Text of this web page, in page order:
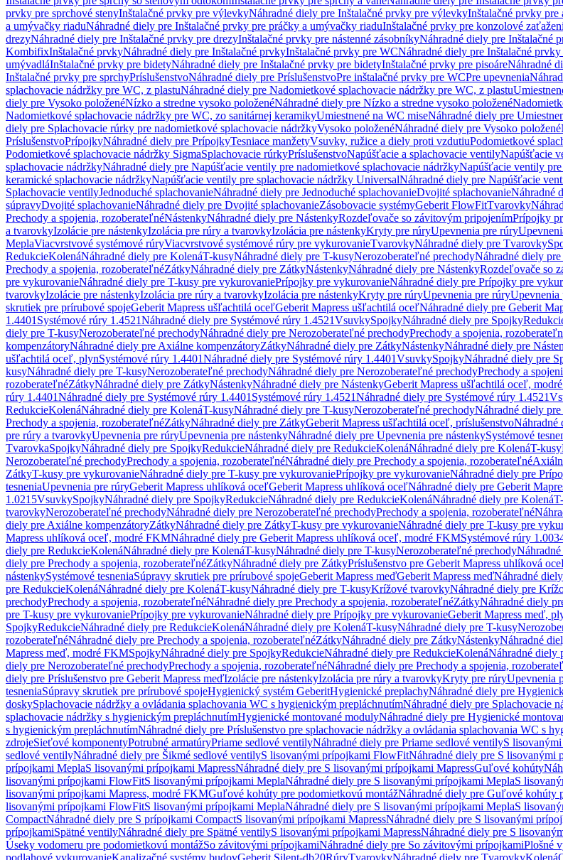
prvky pre sprchové stenyInštalačné prvky pre výlevkyNáhradné diely pre Inštalačné prvky pre výlevkyInštalačné prvky pre
a umývačky riaduNáhradné diely pre Inštalačné prvky pre práčky a umývačky riaduInštalačné prvky pre konzolové
drezyNáhradné diely pre Inštalačné prvky pre drezyInštalačné prvky pre nástenné zásobníkyNáhradné diely pre Inštalačné
KombifixInštalačné prvkyNáhradné diely pre Inštalačné prvkyInštalačné prvky pre WCNáhradné diely pre Inštalačné
umývadláInštalačné prvky pre bidetyNáhradné diely pre Inštalačné prvky pre bidetyInštalačné prvky pre pisoáreNáhradné
Inštalačné prvky pre sprchyPríslušenstvoNáhradné diely pre PríslušenstvoPre inštalačné prvky pre WCPre upevnenia
splachovacie nádržky pre WC, z plastuNáhradné diely pre Nadomietkové splachovacie nádržky pre WC, z plastu
diely pre Vysoko položenéNízko a stredne vysoko položenéNáhradné diely pre Nízko a stredne vysoko položené
Nadomietkové splachovacie nádržky pre WC, zo sanitárnej keramikyUmiestnené na WC miseNáhradné diely pre
diely pre Splachovacie rúrky pre nadomietkové splachovacie nádržkyVysoko položenéNáhradné diely pre Vysoko položené
PríslušenstvoPrípojkyNáhradné diely pre PrípojkyTesniace manžetyVsuvky, ružice a diely proti vzdutiuPodomietkové
Podomietkové splachovacie nádržky SigmaSplachovacie rúrkyPríslušenstvoNapúšťacie a splachovacie ventilyNapúšťacie
splachovacie nádržkyNáhradné diely pre Napúšťacie ventily pre nadomietkové splachovacie nádržkyNapúšťacie ventily
keramické splachovacie nádržkyNapúšťacie ventily pre splachovacie nádržky UniversalNáhradné diely pre Napúšťacie
Splachovacie ventilyJednoduché splachovanieNáhradné diely pre Jednoduché splachovanieDvojité splachovanieNáhradné
súpravyDvojité splachovanieNáhradné diely pre Dvojité splachovanieZásobovacie systémyGeberit FlowFitTvarovky
Prechody a spojenia, rozoberateľnéNástenkyNáhradné diely pre NástenkyRozdeľovače so závitovým pripojenímPrípojky
a tvarovkyIzolácie pre nástenkyIzolácia pre rúry a tvarovkyIzolácia pre nástenkyKryty pre rúryUpevnenia pre rúry
MeplaViacvrstvové systémové rúryViacvrstvové systémové rúry pre vykurovanieTvarovkyNáhradné diely pre Tvarovky
RedukcieKolenáNáhradné diely pre KolenáT-kusyNáhradné diely pre T-kusyNerozoberateľné prechodyNáhradné diely
Prechody a spojenia, rozoberateľnéZátkyNáhradné diely pre ZátkyNástenkyNáhradné diely pre NástenkyRozdeľovače so
pre vykurovanieNáhradné diely pre T-kusy pre vykurovaniePrípojky pre vykurovanieNáhradné diely pre Prípojky pre
tvarovkyIzolácie pre nástenkyIzolácia pre rúry a tvarovkyIzolácia pre nástenkyKryty pre rúryUpevnenia pre rúryUpevnenia
skrutiek pre prírubové spojeGeberit Mapress ušľachtilá oceľGeberit Mapress ušľachtilá oceľNáhradné diely pre Geberit
1.4401 Systémové rúry 1.4521Náhradné diely pre Systémové rúry 1.4521VsuvkySpojkyNáhradné diely pre Spojky
diely pre T-kusyNerozoberateľné prechodyNáhradné diely pre Nerozoberateľné prechodyPrechody a spojenia,
kompenzátoryNáhradné diely pre Axiálne kompenzátoryZátkyNáhradné diely pre ZátkyNástenkyNáhradné diely pre
ušľachtilá oceľ, plynSystémové rúry 1.4401Náhradné diely pre Systémové rúry 1.4401VsuvkySpojkyNáhradné diely pre
kusyNáhradné diely pre T-kusyNerozoberateľné prechodyNáhradné diely pre Nerozoberateľné prechodyPrechody a
rozoberateľnéZátkyNáhradné diely pre ZátkyNástenkyNáhradné diely pre NástenkyGeberit Mapress ušľachtilá oceľ,
rúry 1.4401Náhradné diely pre Systémové rúry 1.4401 Systémové rúry 1.4521Náhradné diely pre Systémové rúry 1.4521
RedukcieKolenáNáhradné diely pre KolenáT-kusyNáhradné diely pre T-kusyNerozoberateľné prechodyNáhradné diely
Prechody a spojenia, rozoberateľnéZátkyNáhradné diely pre ZátkyGeberit Mapress ušľachtilá oceľ, príslušenstvoNáhradné
pre rúry a tvarovkyUpevnenia pre rúryUpevnenia pre nástenkyNáhradné diely pre Upevnenia pre nástenkySystémové
TvarovkaSpojkyNáhradné diely pre SpojkyRedukcieNáhradné diely pre RedukcieKolenáNáhradné diely pre KolenáT-kusy
Nerozoberateľné prechodyPrechody a spojenia, rozoberateľnéNáhradné diely pre Prechody a spojenia, rozoberateľné
ZátkyT-kusy pre vykurovanieNáhradné diely pre T-kusy pre vykurovaniePrípojky pre vykurovanieNáhradné diely pre
tesneniaUpevnenia pre rúryGeberit Mapress uhlíková oceľGeberit Mapress uhlíková oceľNáhradné diely pre Geberit
1.0215VsuvkySpojkyNáhradné diely pre SpojkyRedukcieNáhradné diely pre RedukcieKolenáNáhradné diely pre Kolená
tvarovkyNerozoberateľné prechodyNáhradné diely pre Nerozoberateľné prechodyPrechody a spojenia, rozoberateľné
diely pre Axiálne kompenzátoryZátkyNáhradné diely pre ZátkyT-kusy pre vykurovanieNáhradné diely pre T-kusy pre
Mapress uhlíková oceľ, modré FKMNáhradné diely pre Geberit Mapress uhlíková oceľ, modré FKMSystémové rúry
diely pre RedukcieKolenáNáhradné diely pre KolenáT-kusyNáhradné diely pre T-kusyNerozoberateľné prechody
diely pre Prechody a spojenia, rozoberateľnéZátkyNáhradné diely pre ZátkyPríslušenstvo pre Geberit Mapress uhlíková
nástenkySystémové tesneniaSúpravy skrutiek pre prírubové spojeGeberit Mapress meďGeberit Mapress meďNáhradné
pre RedukcieKolenáNáhradné diely pre KolenáT-kusyNáhradné diely pre T-kusyKrížové tvarovkyNáhradné diely pre
prechodyPrechody a spojenia, rozoberateľnéNáhradné diely pre Prechody a spojenia, rozoberateľnéZátkyNáhradné diely
pre T-kusy pre vykurovaniePrípojky pre vykurovanieNáhradné diely pre Prípojky pre vykurovanieGeberit Mapress meď,
SpojkyRedukcieNáhradné diely pre RedukcieKolenáNáhradné diely pre KolenáT-kusyNáhradné diely pre T-kusy
rozoberateľnéNáhradné diely pre Prechody a spojenia, rozoberateľnéZátkyNáhradné diely pre ZátkyNástenkyNáhradné
Mapress meď, modré FKMSpojkyNáhradné diely pre SpojkyRedukcieNáhradné diely pre RedukcieKolenáNáhradné diely
diely pre Nerozoberateľné prechodyPrechody a spojenia, rozoberateľnéNáhradné diely pre Prechody a spojenia,
diely pre Príslušenstvo pre Geberit Mapress meďIzolácie pre nástenkyIzolácia pre rúry a tvarovkyKryty pre rúryUpevnenia
tesneniaSúpravy skrutiek pre prírubové spojeHygienický systém GeberitHygienické preplachyNáhradné diely pre
doskySplachovacie nádržky a ovládania splachovania WC s hygienickým prepláchnutímNáhradné diely pre Splachovacie
splachovacie nádržky s hygienickým prepláchnutímHygienické montované modulyNáhradné diely pre Hygienické
s hygienickým prepláchnutímNáhradné diely pre Príslušenstvo pre splachovacie nádržky a ovládania splachovania WC s
zdrojeSieťové komponentyPotrubné armatúryPriame sedlové ventilyNáhradné diely pre Priame sedlové ventilyS
sedlové ventilyNáhradné diely pre Šikmé sedlové ventilyS lisovanými prípojkami FlowFitNáhradné diely pre S lisovanými
prípojkami MeplaS lisovanými prípojkami MapressNáhradné diely pre S lisovanými prípojkami MapressGuľové kohúty
lisovanými prípojkami FlowFitS lisovanými prípojkami MeplaNáhradné diely pre S lisovanými prípojkami MeplaS
lisovanými prípojkami Mapress, modré FKMGuľové kohúty pre podomietkovú montážNáhradné diely pre Guľové kohúty
lisovanými prípojkami FlowFitS lisovanými prípojkami MeplaNáhradné diely pre S lisovanými prípojkami MeplaS
CompactNáhradné diely pre S prípojkami CompactS lisovanými prípojkami MapressNáhradné diely pre S lisovanými
prípojkamiSpätné ventilyNáhradné diely pre Spätné ventilyS lisovanými prípojkami MapressNáhradné diely pre S
Úseky vodomeru pre podomietkovú montážSo závitovými prípojkamiNáhradné diely pre So závitovými prípojkamiPlošné
podlahové vykurovanieKanalizačné systémy budovGeberit Silent-db20RúryTvarovkyNáhradné diely pre TvarovkyKolená